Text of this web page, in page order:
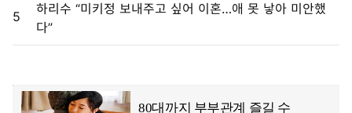
5
하리수 “미키정 보내주고 싶어 이혼…애 못 낳아 미안했
다”